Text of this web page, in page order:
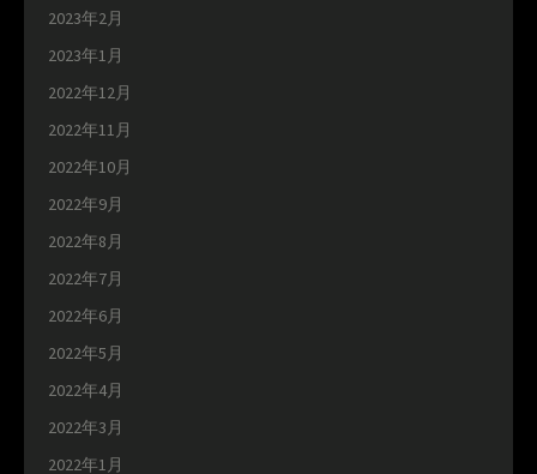
2023年2月
2023年1月
2022年12月
2022年11月
2022年10月
2022年9月
2022年8月
2022年7月
2022年6月
2022年5月
2022年4月
2022年3月
2022年1月